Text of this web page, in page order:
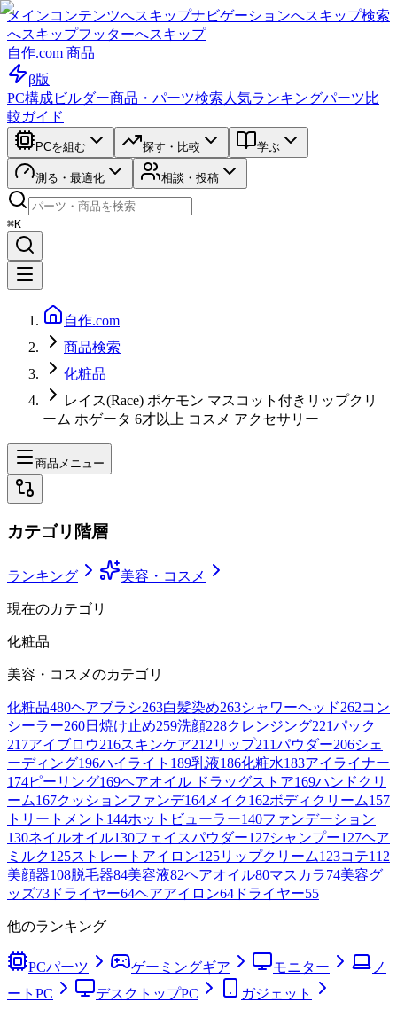
メインコンテンツへスキップナビゲーションへスキップ検索
へスキップフッターへスキップ
自作.com 商品
β版
PC構成ビルダー商品・パーツ検索 人気ランキングパーツ比
較ガイド
PCを組む 探す・比較 学ぶ
測る・最適化 相談・投稿
⌘K
自作.com
商品検索
化粧品
レイス(Race) ポケモン マスコット付きリップクリ
ーム ホゲータ 6才以上 コスメ アクセサリー
商品メニュー
カテゴリ階層
ランキング 美容・コスメ
現在のカテゴリ
化粧品
美容・コスメのカテゴリ
化粧品480ヘアブラシ263白髪染め263シャワーヘッド262コン
シーラー260日焼け止め259洗顔228クレンジング221パック
217アイブロウ216スキンケア212リップ211パウダー206シェ
ーディング196ハイライト 189乳液186化粧水183アイライナー
174ピーリング169ヘアオイル ドラッグストア169ハンドクリ
ーム167クッションファンデ164メイク162ボディクリーム157
トリートメント 144ホットビューラー140ファンデーション
130ネイルオイル130フェイスパウダー127シャンプー127ヘア
ミルク125ストレートアイロン125リップクリーム123コテ112
美顔器108脱毛器84美容液82ヘアオイル80マスカラ74美容グ
ッズ73 ドライヤー64ヘアアイロン64 ドライヤー55
他のランキング
PCパーツ ゲーミングギア モニター
ノ
ートPC
デスクトップPC ガジェット